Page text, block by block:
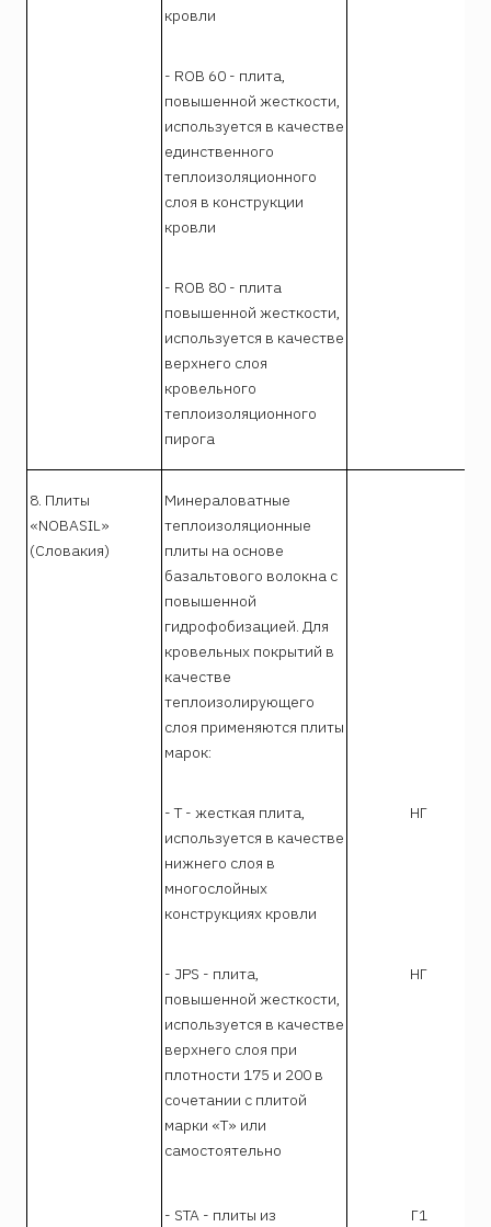
кровли
- ROB 60 - плита,
повышенной жесткости,
используется в качестве
единственного
теплоизоляционного
слоя в конструкции
кровли
- ROB 80 - плита
повышенной жесткости,
используется в качестве
верхнего слоя
кровельного
теплоизоляционного
пирога
8. Плиты
«NOBASIL»
(Словакия)
Минераловатные
теплоизоляционные
плиты на основе
базальтового волокна с
повышенной
гидрофобизацией. Для
кровельных покрытий в
качестве
теплоизолирующего
слоя применяются плиты
марок:
- Т - жесткая плита,
используется в качестве
нижнего слоя в
многослойных
конструкциях кровли
НГ
- JPS - плита,
повышенной жесткости,
используется в качестве
верхнего слоя при
плотности 175 и 200 в
сочетании с плитой
марки «Т» или
самостоятельно
НГ
- STA - плиты из
Г1